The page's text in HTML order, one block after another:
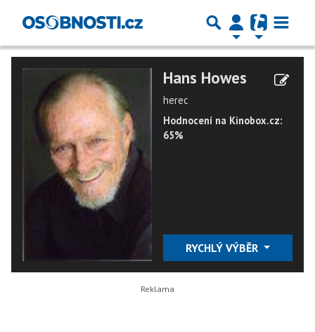
Hans Howes
herec
Hodnocení na Kinobox.cz:
65%
RYCHLÝ VÝBĚR